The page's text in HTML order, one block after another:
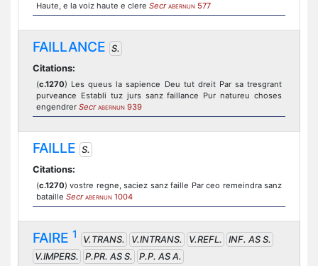
Haute, e la voiz haute e clere Secr ABERNUN 577
FAILLANCE S.
Citations:
(c.1270) Les queus la sapience Deu tut dreit Par sa tresgrant
purveance Establi tuz jurs sanz faillance Pur natureu choses
engendrer Secr ABERNUN 939
FAILLE S.
Citations:
(c.1270) vostre regne, saciez sanz faille Par ceo remeindra sanz
bataille Secr ABERNUN 1004
FAIRE 1 V.TRANS. V.INTRANS. V.REFL.
INF. AS S.
V.IMPERS.
P.PR. AS S.
P.P. AS A.